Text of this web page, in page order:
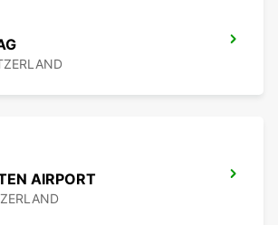
AIRPORT